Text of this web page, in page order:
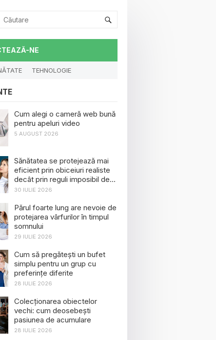
NE
TEHNOLOGIE
Cum alegi o cameră web bună
pentru apeluri video
5 AUGUST 2026
Sănătatea se protejează mai
eficient prin obiceiuri realiste
decât prin reguli imposibil de
menținut
30 IULIE 2026
Părul foarte lung are nevoie de
protejarea vârfurilor în timpul
somnului
29 IULIE 2026
Cum să pregătești un bufet
simplu pentru un grup cu
preferințe diferite
28 IULIE 2026
Colecționarea obiectelor
vechi: cum deosebești
pasiunea de acumulare
28 IULIE 2026